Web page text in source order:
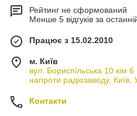
Рейтинг не сформований
Менше 5 відгуків за
Працює з 15.02.2010
м. Київ
вул. Бориспільська 10 кім
напроти радіозаводу, Київ,
Контакти